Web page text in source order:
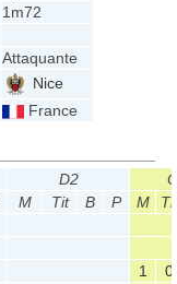
1m72
Attaquante
Nice
France
D2
M Tit B P M
Tit
1
0